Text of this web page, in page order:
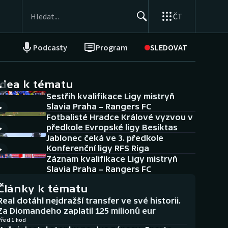
ČT
Podcasty Program SLEDOVAT
NEPŘEHLÉDNĚTE
Historické návraty
Aplikace ČT sport
AZ kvíz
k tématu
Sestřih kvalifikace Ligy mistryň
Slavia Praha – Rangers FC
Fotbalisté Hradce Králové vyzvou v
předkole Evropské ligy Besiktas
Jablonec čeká ve 3. předkole
Konferenční ligy RFS Riga
Záznam kvalifikace Ligy mistryň
Slavia Praha – Rangers FC
k tématu
dotáhl nejdražší transfer ve své historii.
Diomandeho zaplatil 125 milionů eur
1 hod